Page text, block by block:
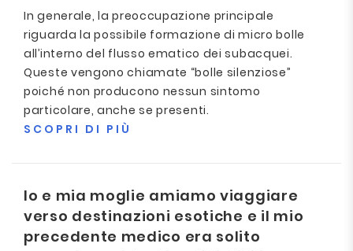
In generale, la preoccupazione principale
riguarda la possibile formazione di micro bolle
all’interno del flusso ematico dei subacquei.
Queste vengono chiamate “bolle silenziose”
poiché non producono nessun sintomo
particolare, anche se presenti.
SCOPRI DI PIÙ
Io e mia moglie amiamo viaggiare
verso destinazioni esotiche e il mio
precedente medico era solito